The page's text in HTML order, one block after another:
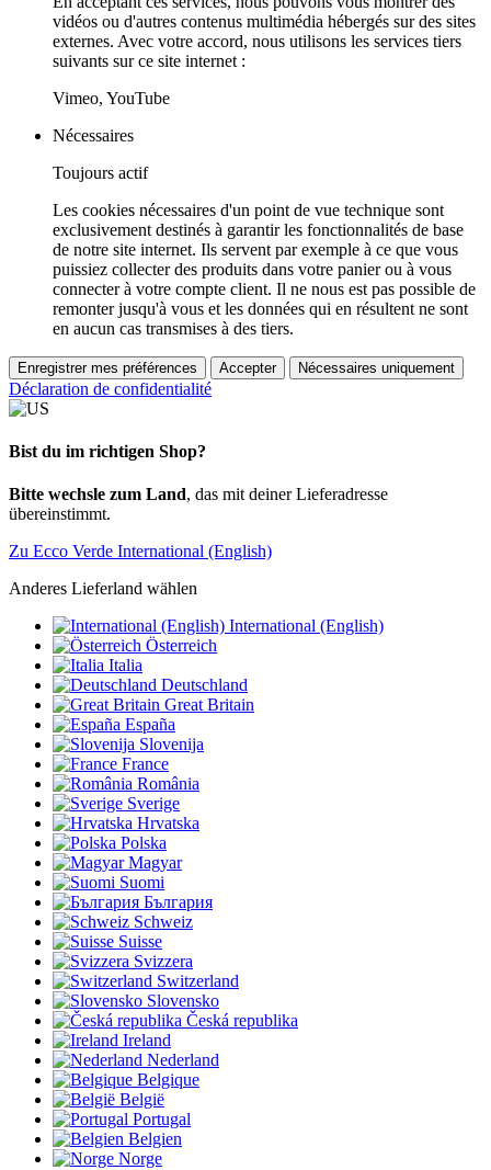
vidéos ou d'autres contenus multimédia hébergés sur des sites
externes. Avec votre accord, nous utilisons les services tiers
suivants sur ce site internet :
Vimeo, YouTube
Nécessaires
Toujours actif
Les cookies nécessaires d'un point de vue technique sont
exclusivement destinés à garantir les fonctionnalités de base
de notre site internet. Ils servent par exemple à ce que vous
puissiez collecter des produits dans votre panier ou à vous
connecter à votre compte client. Il ne nous est pas possible de
remonter jusqu'à vous et les données qui en résultent ne sont
en aucun cas transmises à des tiers.
Enregistrer mes préférences Accepter Nécessaires uniquement
Déclaration de confidentialité
Bist du im richtigen Shop?
Bitte wechsle zum Land, das mit deiner Lieferadresse
übereinstimmt.
Zu Ecco Verde International (English)
Anderes Lieferland wählen
International (English)
Österreich
Italia
Deutschland
Great Britain
España
Slovenija
France
România
Sverige
Hrvatska
Polska
Magyar
Suomi
България
Schweiz
Suisse
Svizzera
Switzerland
Slovensko
Česká republika
Ireland
Nederland
Belgique
België
Portugal
Belgien
Norge